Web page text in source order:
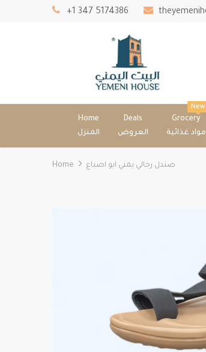
+1 347 5174386
Home
المنزل
Deals
العروض
Grocery
مواد غذائية
New
Home